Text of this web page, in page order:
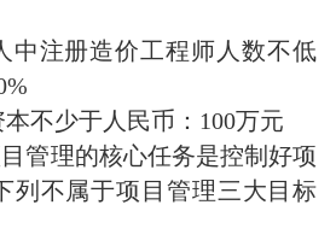
注册造价工程师人数不低
少于人民币：100万元
理的核心任务是控制好项
列不属于项目管理三大目标